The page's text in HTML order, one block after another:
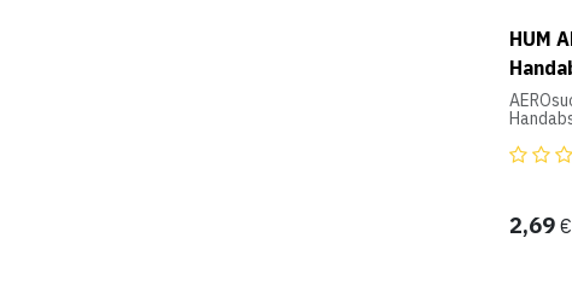
58367,
FDA
B, BGA
HUM
2,69 €